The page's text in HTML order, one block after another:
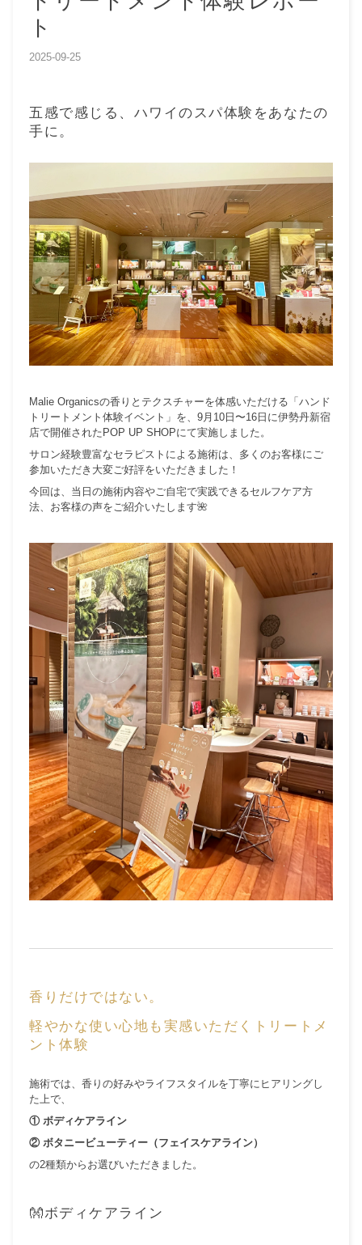
ト
2025-09-25
五感で感じる、ハワイのスパ体験をあなたの
手に。
Malie Organicsの香りとテクスチャーを体感いただける「ハンド
トリートメント体験イベント」を、 9月10日〜16日に伊勢丹新宿
店で開催されたPOP UP SHOPにて実施しました。
サロン経験豊富なセラピストによる施術は、多くのお客様にご
参加いただき大変ご好評をいただきました！
今回は、当日の施術内容やご自宅で実践できるセルフケア方
法、お客様の声をご紹介いたします🌺
香りだけではない。
軽やかな使い心地も実感いただくトリートメ
ント体験
施術では、香りの好みやライフスタイルを丁寧にヒアリングし
た上で、
① ボディケアライン
② ボタニービューティー（フェイスケアライン）
の2種類からお選びいただきました。
👐ボディケアライン